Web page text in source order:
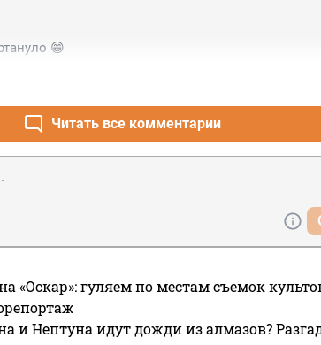
😁
Читать все комментарии
«Оскар»: гуляем по местам съемок
и Нептуна идут дожди из алмазов?